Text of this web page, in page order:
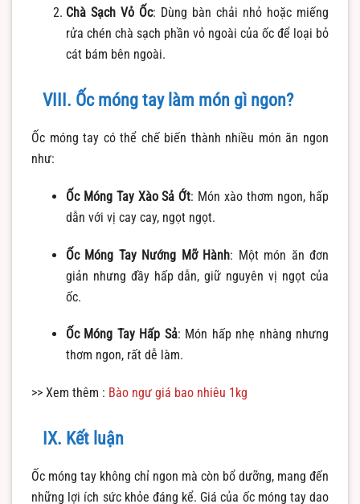
Chà Sạch Vỏ Ốc: Dùng bàn chải nhỏ hoặc miếng
rửa chén chà sạch phần vỏ ngoài của ốc để loại bỏ
cát bám bên ngoài.
VIII. Ốc móng tay làm món gì ngon?
Ốc móng tay có thể chế biến thành nhiều món ăn ngon
như:
Ốc Móng Tay Xào Sả Ớt: Món xào thơm ngon, hấp
dẫn với vị cay cay, ngọt ngọt.
Ốc Móng Tay Nướng Mỡ Hành: Một món ăn đơn
giản nhưng đầy hấp dẫn, giữ nguyên vị ngọt của
ốc.
Ốc Móng Tay Hấp Sả: Món hấp nhẹ nhàng nhưng
thơm ngon, rất dễ làm.
>> Xem thêm : Bào ngư giá bao nhiêu 1kg
IX. Kết luận
Ốc móng tay không chỉ ngon mà còn bổ dưỡng, mang đến
những lợi ích sức khỏe đáng kể. Giá của ốc móng tay dao